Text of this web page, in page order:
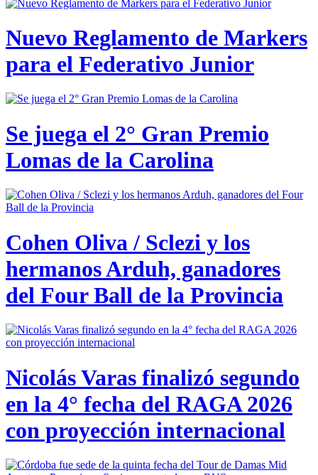
Nuevo Reglamento de Markers
para el Federativo Junior
Se juega el 2° Gran Premio
Lomas de la Carolina
Cohen Oliva / Sclezi y los
hermanos Arduh, ganadores
del Four Ball de la Provincia
Nicolás Varas finalizó segundo
en la 4° fecha del RAGA 2026
con proyección internacional